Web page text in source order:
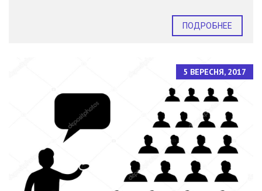
ПОДРОБНЕЕ
5 ВЕРЕСНЯ, 2017